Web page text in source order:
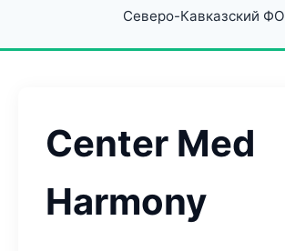
Северо-Кавказский ФО
Center Med
Harmony